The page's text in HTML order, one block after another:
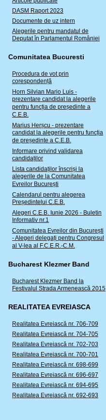
DASM Raport 2023
Documente de uz intern
Alegerile pentru mandatul de
Deputat în Parlamentul României
Comunitatea Bucuresti
Procedura de vot prin
corespondență
Horn Silvian Mario Luis -
prezentare candidat la alegerile
pentru funcția de președinte a
C.E.B.
Marius Herșcu - prezentare
candidat la alegerile pentru funcția
de președinte a C.E.B.
Informare privind validarea
candidaților
Lista candidaților înscriși la
alegerile de la Comunitatea
Evreilor București
Calendarul pentru alegerea
Președintelui C.E.B.
Alegeri C.E.B. Iunie 2026 - Buletin
Informativ nr.1
Comunitatea Evreilor din București
- Alegeri delegați pentru Congresul
al V-lea al F.C.E.R.-C.M.
Bucharest Klezmer Band
Bucharest Klezmer Band la
Festivalul Strada Armenească 2015
REALITATEA EVREIASCA
Realitatea Evreiască nr. 706-709
Realitatea Evreiască nr. 704-705
Realitatea Evreiască nr. 702-703
Realitatea Evreiască nr. 700-701
Realitatea Evreiască nr. 698-699
Realitatea Evreiască nr. 696-697
Realitatea Evreiască nr. 694-695
Realitatea Evreiască nr. 692-693